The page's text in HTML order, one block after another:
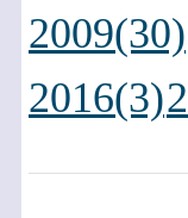
2009(30)
2016(3)